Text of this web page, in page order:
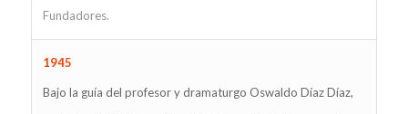
Fundadores.
1945
Bajo la guía del profesor y dramaturgo Oswaldo Díaz Díaz,